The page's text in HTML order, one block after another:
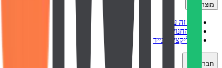
מוצר
איך זה עובד
כל החנויות
אפליקציה לנייד
חברה